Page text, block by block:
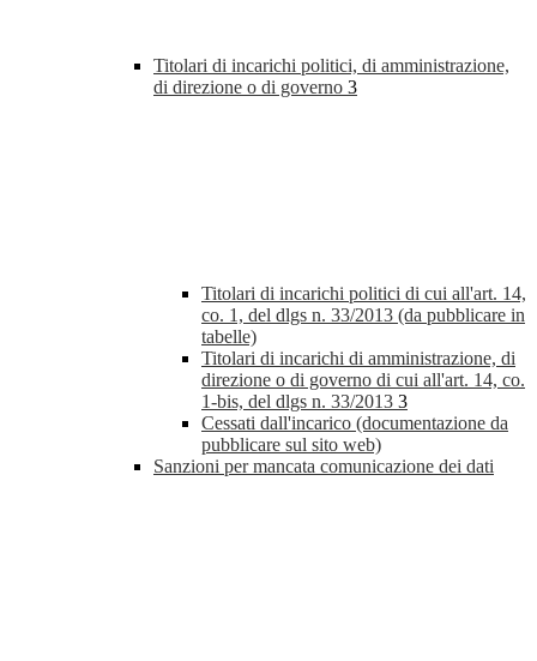
Titolari di incarichi politici, di amministrazione,
di direzione o di governo 3
Titolari di incarichi politici di cui all'art. 14,
co. 1, del dlgs n. 33/2013 (da pubblicare in
tabelle)
Titolari di incarichi di amministrazione, di
direzione o di governo di cui all'art. 14, co.
1-bis, del dlgs n. 33/2013 3
Cessati dall'incarico (documentazione da
pubblicare sul sito web)
Sanzioni per mancata comunicazione dei dati